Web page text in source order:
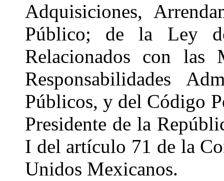
Adquisiciones,
Público; de la Ley
Relacionados con
Responsabilidades
Públicos, y del Código
Presidente de la
I del artículo 71 de la
Unidos Mexicanos.